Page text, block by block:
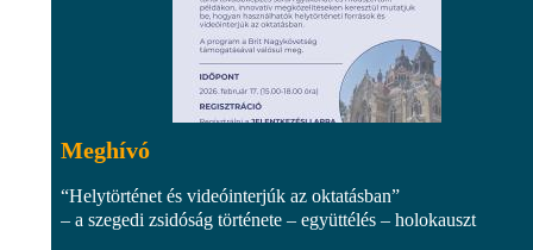
Meghívó
“Helytörténet és videóinterjúk az oktatásban”
– a szegedi zsidóság története – együttélés – holokauszt